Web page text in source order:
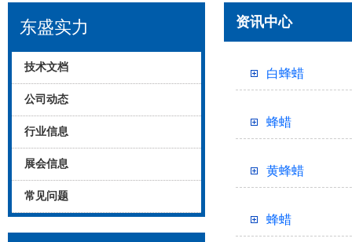
东盛实力
技术文档
公司动态
行业信息
展会信息
常见问题
资讯中心
白蜂蜡
蜂蜡
黄蜂蜡
蜂蜡